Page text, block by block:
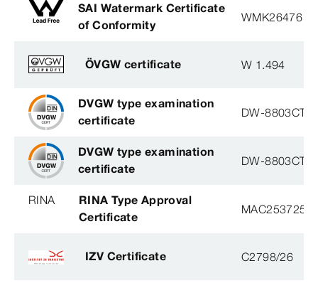
SAI Watermark Certificate
of Conformity
WMK26476
ÖVGW certificate W 1.494
DVGW type examination
certificate
DW-
DVGW type examination
certificate
DW-
RINA
RINA Type Approval
Certificate
IZV Certificate C2798/26